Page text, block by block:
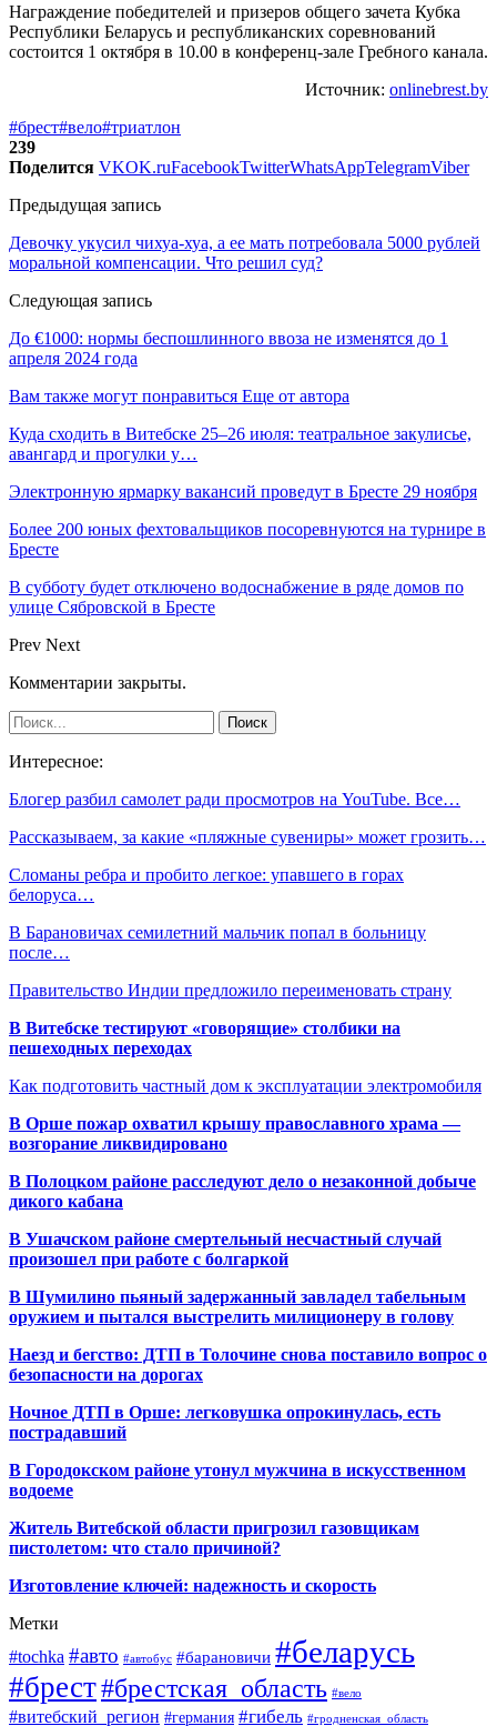
Награждение победителей и призеров общего зачета Кубка
Республики Беларусь и республиканских соревнований
состоится 1 октября в 10.00 в конференц-зале Гребного канала.
Источник: onlinebrest.by
#брест#вело#триатлон
239
Поделится VKOK.ruFacebookTwitterWhatsAppTelegramViber
Предыдущая запись
Девочку укусил чихуа-хуа, а ее мать потребовала 5000 рублей
моральной компенсации. Что решил суд?
Следующая запись
До €1000: нормы беспошлинного ввоза не изменятся до 1
апреля 2024 года
Вам также могут понравиться Еще от автора
Куда сходить в Витебске 25–26 июля: театральное закулисье,
авангард и прогулки у…
Электронную ярмарку вакансий проведут в Бресте 29 ноября
Более 200 юных фехтовальщиков посоревнуются на турнире в
Бресте
В субботу будет отключено водоснабжение в ряде домов по
улице Сябровской в Бресте
Prev Next
Комментарии закрыты.
Интересное:
Блогер разбил самолет ради просмотров на YouTube. Все…
Рассказываем, за какие «пляжные сувениры» может грозить…
Сломаны ребра и пробито легкое: упавшего в горах
белоруса…
В Барановичах семилетний мальчик попал в больницу
после…
Правительство Индии предложило переименовать страну
В Витебске тестируют «говорящие» столбики на
пешеходных переходах
Как подготовить частный дом к эксплуатации электромобиля
В Орше пожар охватил крышу православного храма —
возгорание ликвидировано
В Полоцком районе расследуют дело о незаконной добыче
дикого кабана
В Ушачском районе смертельный несчастный случай
произошел при работе с болгаркой
В Шумилино пьяный задержанный завладел табельным
оружием и пытался выстрелить милиционеру в голову
Наезд и бегство: ДТП в Толочине снова поставило вопрос о
безопасности на дорогах
Ночное ДТП в Орше: легковушка опрокинулась, есть
пострадавший
В Городокском районе утонул мужчина в искусственном
водоеме
Житель Витебской области пригрозил газовщикам
пистолетом: что стало причиной?
Изготовление ключей: надежность и скорость
Метки
#tochka #авто #автобус #барановичи #беларусь
#брест#брестская_область #вело
#витебский_регион #германия #гибель #гродненская_область